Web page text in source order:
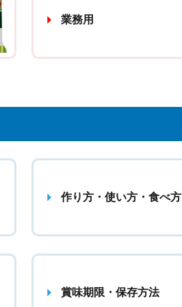
業務用
作り方・使い方・食べ方
賞味期限・保存方法